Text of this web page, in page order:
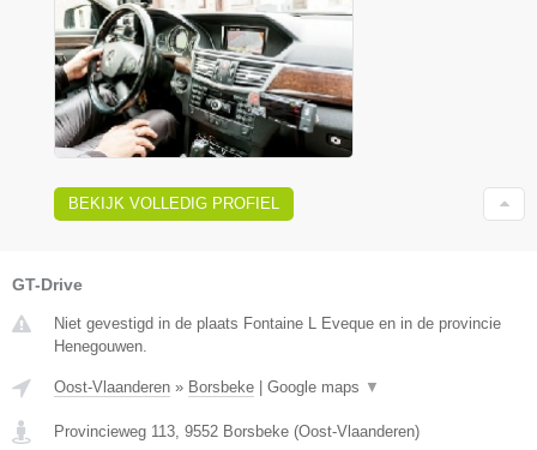
BEKIJK VOLLEDIG PROFIEL
GT-Drive
Niet gevestigd in de plaats Fontaine L Eveque en in de provincie
Henegouwen.
Oost-Vlaanderen » Borsbeke Google maps ▼
Provincieweg 113, 9552 Borsbeke (Oost-Vlaanderen)